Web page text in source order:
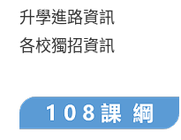
升學進路資訊
各校獨招資訊